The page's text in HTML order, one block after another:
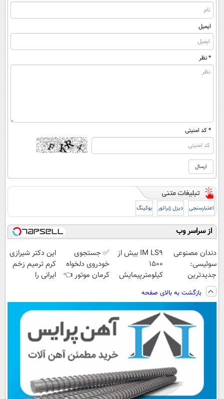
ایمیل
* نظر
* کد امنیتی
اعتبارسنجی دیزل ژنراتور بوکینگ
از سراسر وب
دندان مصنوعی
سوئیسی:
جدیدترین
فناوری اروپا،
سبک و مقاوم |
پرداخت قسطی
IM LS9 بیش از
1500
کیلومترپیمایش
✅ جستجوی
خودروی دلخواه
کرمان موتور 👈
مستقیم
این دکتر شیرازی
کرم ترمیم زخم
ایرانی را
بازگشت به بالای صفحه